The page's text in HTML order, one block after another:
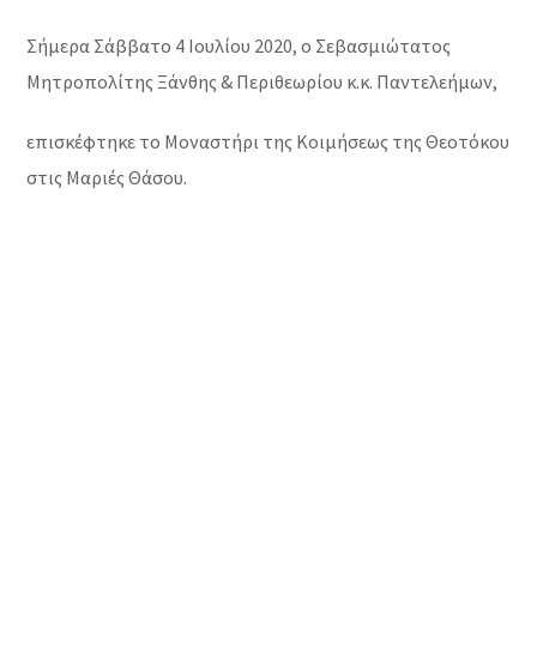
Σήμερα Σάββατο 4 Ιουλίου 2020, ο Σεβασμιώτατος
Μητροπολίτης Ξάνθης & Περιθεωρίου κ.κ. Παντελεήμων,
επισκέφτηκε το Μοναστήρι της Κοιμήσεως της Θεοτόκου
στις Μαριές Θάσου.